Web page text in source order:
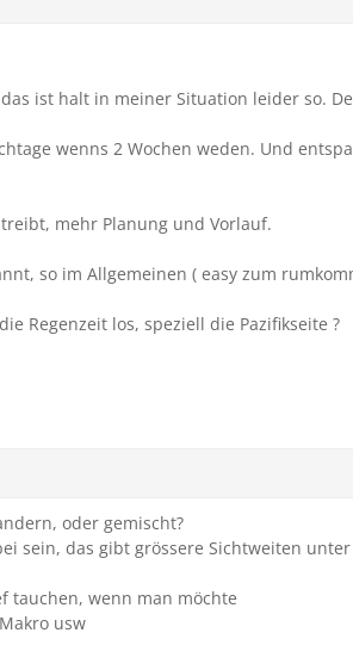
ist halt in meiner Situation leider so.
wenns 2 Wochen weden. Und
mehr Planung und Vorlauf.
so im Allgemeinen ( easy zum
Regenzeit los, speziell die Pazifikseite ?
oder gemischt?
sein, das gibt grössere Sichtweiten unter
tauchen, wenn man möchte
usw